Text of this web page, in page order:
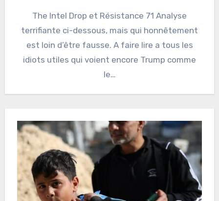
The Intel Drop et Résistance 71 Analyse
terrifiante ci-dessous, mais qui honnêtement
est loin d’être fausse. A faire lire a tous les
idiots utiles qui voient encore Trump comme
le…